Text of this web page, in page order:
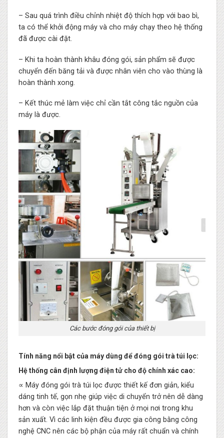
– Sau quá trình điều chỉnh nhiệt độ thích hợp với bao bì,
ta có thể khởi động máy và cho máy chạy theo hệ thống
đã được cài đặt.
– Khi ta hoàn thành khâu đóng gói, sản phẩm sẽ được
chuyển đến băng tải và được nhân viên cho vào thùng là
hoàn thành xong.
– Kết thúc mẻ làm việc chỉ cần tắt công tắc nguồn của
máy là được.
Các bước đóng gói của thiết bị
Tính năng nổi bật của máy dùng để đóng gói trà túi lọc:
Hệ thống cân định lượng điện tử cho độ chính xác cao:
∝ Máy đóng gói trà túi lọc được thiết kế đơn giản, kiểu
dáng tinh tế, gọn nhẹ giúp việc di chuyển trở nên dễ dàng
hơn và còn việc lắp đặt thuận tiện ở mọi nơi trong khu
sản xuất. Vì các linh kiện đều được gia công bằng công
nghệ CNC nên các bộ phận của máy rất chuẩn và chính